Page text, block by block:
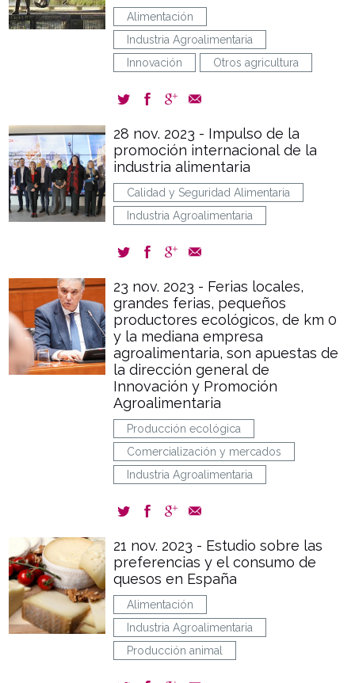
Alimentación
Industria Agroalimentaria
Innovación
Otros agricultura
28 nov. 2023 - Impulso de la
promoción internacional de la
industria alimentaria
Calidad y Seguridad Alimentaria
Industria Agroalimentaria
23 nov. 2023 - Ferias locales,
grandes ferias, pequeños
productores ecológicos, de km 0
y la mediana empresa
agroalimentaria, son apuestas de
la dirección general de
Innovación y Promoción
Agroalimentaria
Producción ecológica
Comercialización y mercados
Industria Agroalimentaria
21 nov. 2023 - Estudio sobre las
preferencias y el consumo de
quesos en España
Alimentación
Industria Agroalimentaria
Producción animal